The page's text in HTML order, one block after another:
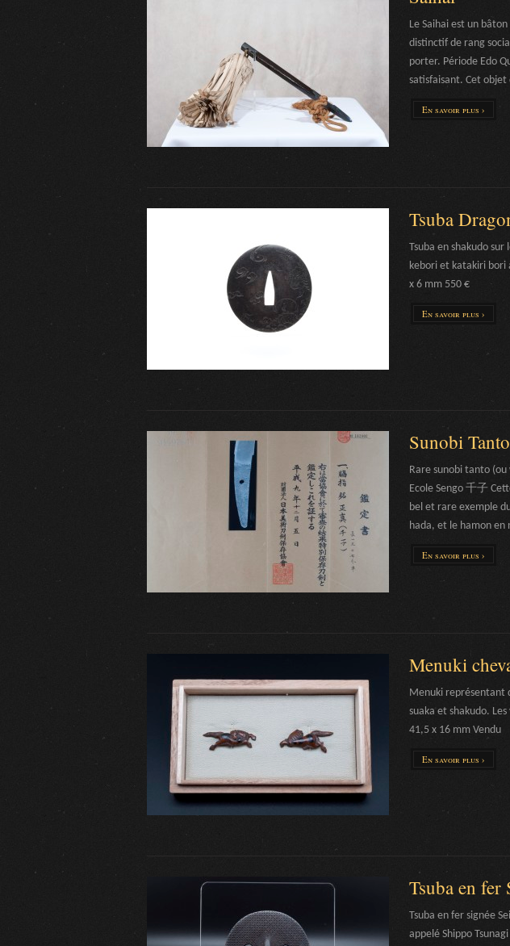
Le Saihai est un
distinctif de rang
porter. Période Edo
satisfaisant. Cet objet
En savoir plus ›
Tsuba
Tsuba en shakudo
kebori et katakiri bori
x 6 mm 550 €
En savoir plus ›
Sunobi
Rare sunobi tanto
Ecole Sengo 千子
bel et rare exemple
hada, et le hamon en
En savoir plus ›
Menuki
Menuki représentant
suaka et shakudo.
41,5 x 16 mm Vendu
En savoir plus ›
Tsuba en
Tsuba en fer signée
appelé Shippo